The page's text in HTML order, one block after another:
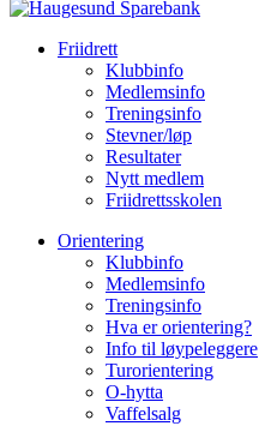
Friidrett
Klubbinfo
Medlemsinfo
Treningsinfo
Stevner/løp
Resultater
Nytt medlem
Friidrettsskolen
Orientering
Klubbinfo
Medlemsinfo
Treningsinfo
Hva er orientering?
Info til løypeleggere
Turorientering
O-hytta
Vaffelsalg